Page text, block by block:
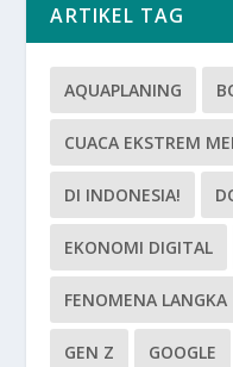
ARTIKEL TAG
AQUAPLANING
CUACA EKSTREM
DI INDONESIA!
EKONOMI DIGITAL
FENOMENA LANGKA
GEN Z GOOGLE